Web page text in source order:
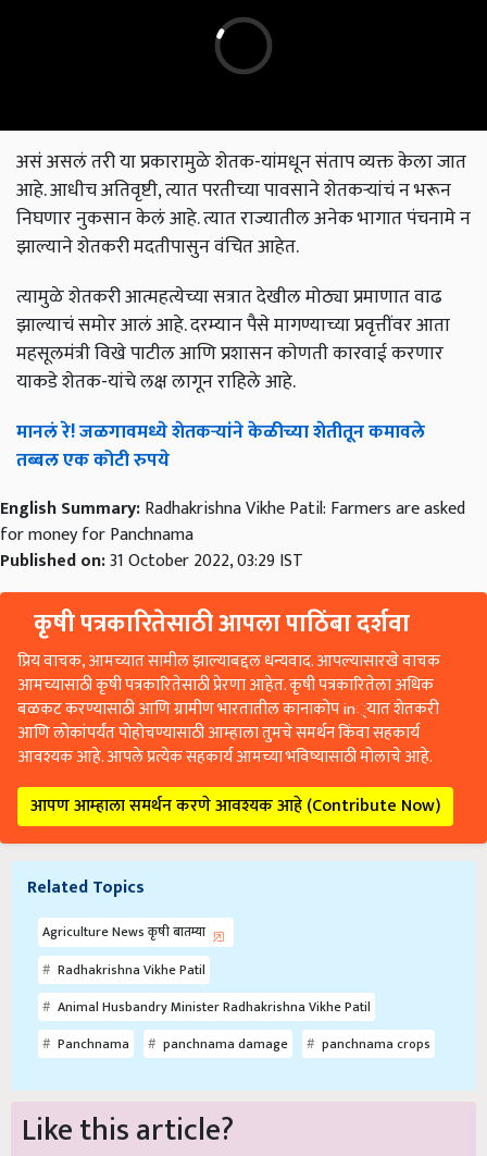
असं असलं तरी या प्रकारामुळे शेतक-यांमधून संताप व्यक्त केला जात
आहे. आधीच अतिवृष्टी, त्यात परतीच्या पावसाने शेतकऱ्यांचं न भरून
निघणार नुकसान केलं आहे. त्यात राज्यातील अनेक भागात पंचनामे न
झाल्याने शेतकरी मदतीपासुन वंचित आहेत.
त्यामुळे शेतकरी आत्महत्येच्या सत्रात देखील मोठ्या प्रमाणात वाढ
झाल्याचं समोर आलं आहे. दरम्यान पैसे मागण्याच्या प्रवृत्तींवर आता
महसूलमंत्री विखे पाटील आणि प्रशासन काेणती कारवाई करणार
याकडे शेतक-यांचे लक्ष लागून राहिले आहे.
मानलं रे! जळगावमध्ये शेतकऱ्यांने केळीच्या शेतीतून कमावले
तब्बल एक कोटी रुपये
English Summary:Radhakrishna Vikhe Patil: Farmers are asked
for money for Panchnama
Published on:31 October 2022, 03:29 IST
कृषी पत्रकारितेसाठी आपला पाठिंबा दर्शवा
प्रिय वाचक, आमच्यात सामील झाल्याबद्दल धन्यवाद. आपल्यासारखे वाचक
आमच्यासाठी कृषी पत्रकारितेसाठी प्रेरणा आहेत. कृषी पत्रकारितेला अधिक
बळकट करण्यासाठी आणि ग्रामीण भारतातील कानाकोप in्यात शेतकरी
आणि लोकांपर्यंत पोहोचण्यासाठी आम्हाला तुमचे समर्थन किंवा सहकार्य
आवश्यक आहे. आपले प्रत्येक सहकार्य आमच्या भविष्यासाठी मोलाचे आहे.
आपण आम्हाला समर्थन करणे आवश्यक आहे (Contribute Now)
Related Topics
Agriculture News कृषी बातम्या
Radhakrishna Vikhe Patil
Animal Husbandry Minister Radhakrishna Vikhe Patil
Panchnama
panchnama damage panchnama crops
Like this article?